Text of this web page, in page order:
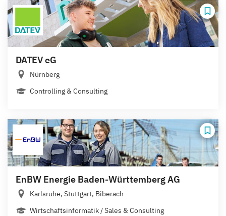
DATEV eG
Nürnberg
Controlling & Consulting
EnBW Energie Baden-Württemberg AG
Karlsruhe, Stuttgart, Biberach
Wirtschaftsinformatik / Sales & Consulting